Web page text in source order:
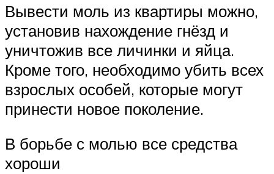
Вывести моль из квартиры можно,
установив нахождение гнёзд и
уничтожив все личинки и яйца.
Кроме того, необходимо убить всех
взрослых особей, которые могут
принести новое поколение.
В борьбе с молью все средства
хороши